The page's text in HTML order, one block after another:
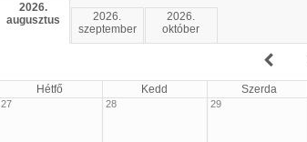
2026.
augusztus
2026.
szeptember
2026.
október
Hétfő Kedd Szerda
27 28 29